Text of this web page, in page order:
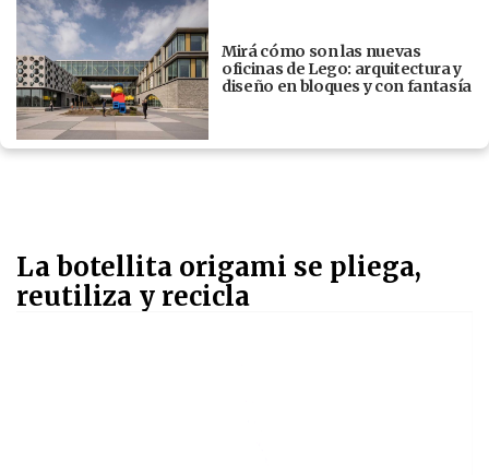
Mirá cómo son las nuevas
oficinas de Lego: arquitectura y
diseño en bloques y con fantasía
La botellita origami se pliega,
reutiliza y recicla